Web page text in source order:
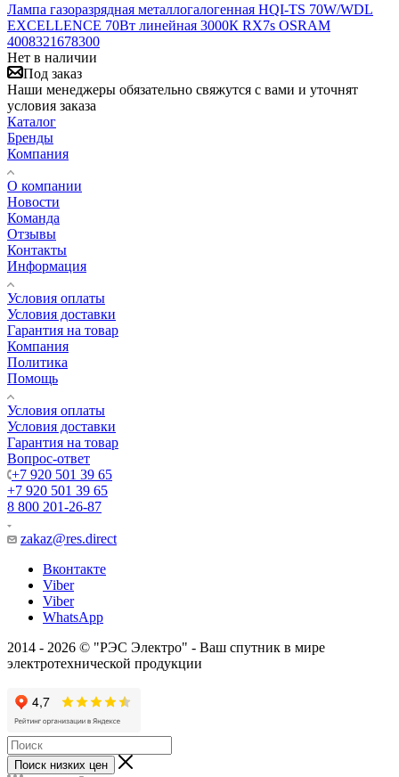
Лампа газоразрядная металлогалогенная HQI-TS 70W/WDL
EXCELLENCE 70Вт линейная 3000К RX7s OSRAM
4008321678300
Нет в наличии
Под заказ
Наши менеджеры обязательно свяжутся с вами и уточнят
условия заказа
Каталог
Бренды
Компания
О компании
Новости
Команда
Отзывы
Контакты
Информация
Условия оплаты
Условия доставки
Гарантия на товар
Компания
Политика
Помощь
Условия оплаты
Условия доставки
Гарантия на товар
Вопрос-ответ
+7 920 501 39 65
+7 920 501 39 65
8 800 201-26-87
zakaz@res.direct
Вконтакте
Viber
Viber
WhatsApp
2014 - 2026 © "РЭС Электро" - Ваш спутник в мире
электротехнической продукции
Поиск низких цен